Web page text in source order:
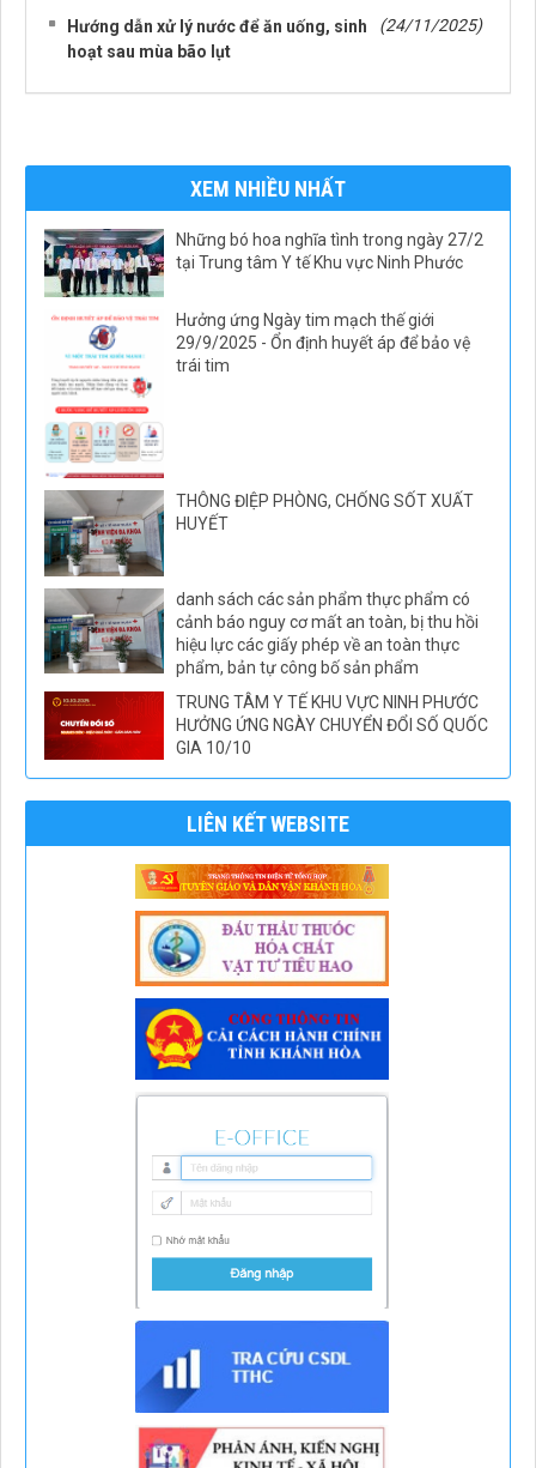
Hướng dẫn xử lý nước để ăn uống, sinh
hoạt sau mùa bão lụt
(24/11/2025)
XEM NHIỀU NHẤT
Những bó hoa nghĩa tình trong ngày 27/2
tại Trung tâm Y tế Khu vực Ninh Phước
Hưởng ứng Ngày tim mạch thế giới
29/9/2025 - Ổn định huyết áp để bảo vệ
trái tim
THÔNG ĐIỆP PHÒNG, CHỐNG SỐT XUẤT
HUYẾT
danh sách các sản phẩm thực phẩm có
cảnh báo nguy cơ mất an toàn, bị thu hồi
hiệu lực các giấy phép về an toàn thực
phẩm, bản tự công bố sản phẩm
TRUNG TÂM Y TẾ KHU VỰC NINH PHƯỚC
HƯỞNG ỨNG NGÀY CHUYỂN ĐỔI SỐ QUỐC
GIA 10/10
LIÊN KẾT WEBSITE